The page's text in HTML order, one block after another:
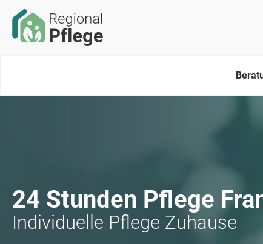
24 Stunden Pflege
Individuelle Pflege Zuhause